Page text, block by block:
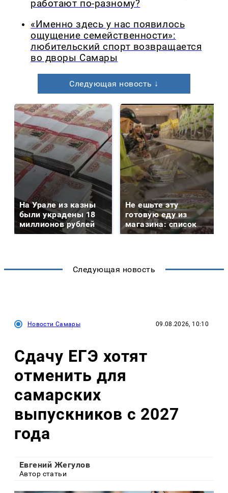
работают по-разному?
«Именно здесь у нас появилось
ощущение семейственности»:
любительский спорт возвращается
во дворы Самары
Следующая новость ↓
На Урале из казны
были украдены 18
миллионов рублей
Не ешьте эту
готовую еду из
магазина: список
Следующая новость
Новости Самары 09.08.2026, 10:10
Сдачу ЕГЭ хотят
отменить для
самарских
выпускников с 2027
года
Евгений Жегулов
Автор статьи